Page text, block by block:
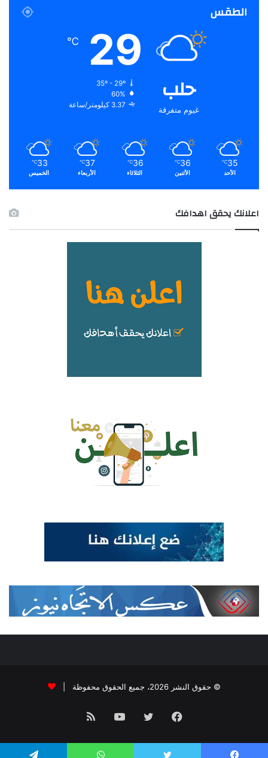
الطقس
حلب
غيوم متفرقة
29
℃
35º - 29º
60%
3.37 كيلومتر/ساعة
35
℃
الأحد
36
℃
الأثنين
36
℃
الثلاثاء
37
℃
الأربعاء
33
℃
الخميس
اعلانك يحقق اهدافك
© حقوق النشر 2026، جميع الحقوق محفوظة |
فيسبوك تويتر يوتيوبملخص
الموقع